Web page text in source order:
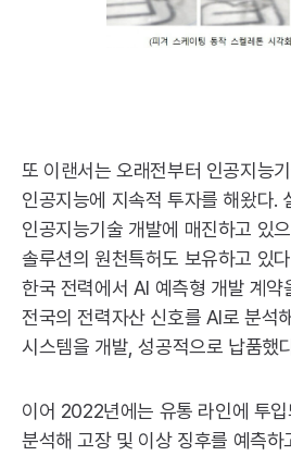
또 이랜서는 오래전부터 인공지능
인공지능에 지속적 투자를 해왔다.
인공지능기술 개발에 매진하고 있
솔루션의 원천특허도 보유하고 있
한국 전력에서 AI 예측형 개발 계약
전국의 전력자산 신호를 AI로 분석
시스템을 개발, 성공적으로 납품했
이어 2022년에는 유통 라인에 투
분석해 고장 및 이상 징후를 예측하